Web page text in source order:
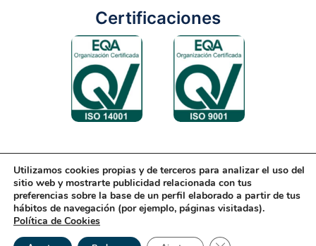
Certificaciones
Aviso Legal Condiciones Generales
Diseño Web
Política de Cookies
Política de Gestión
Política de Privacidad
Utilizamos cookies propias y de terceros para analizar el uso del
sitio web y mostrarte publicidad relacionada con tus
preferencias sobre la base de un perfil elaborado a partir de tus
hábitos de navegación (por ejemplo, páginas visitadas).
Política de Cookies